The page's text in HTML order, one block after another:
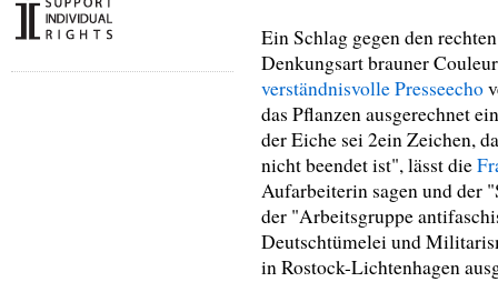
Ein Schlag gegen den
Denkungsart brauner
verständnisvolle Presseecho
das Pflanzen ausgerechnet
der Eiche sei 2ein Zeichen,
nicht beendet ist", lässt die
Aufarbeiterin sagen und der
der "Arbeitsgruppe
Deutschtümelei und
in Rostock-Lichtenhagen